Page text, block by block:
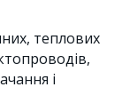
теплових
і